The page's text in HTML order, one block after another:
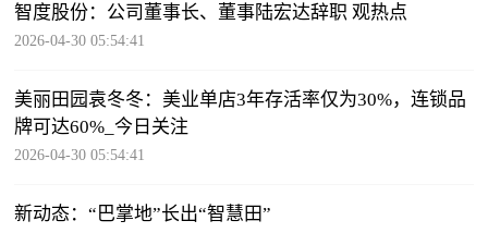
智度股份：公司董事长、董事陆宏达辞职 观热点
2026-04-30 05:54:41
美丽田园袁冬冬：美业单店3年存活率仅为30%，连锁品
牌可达60%_今日关注
2026-04-30 05:54:41
新动态：“巴掌地”长出“智慧田”